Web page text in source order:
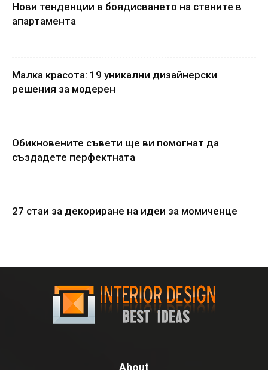
Нови тенденции в боядисването на стените в
апартамента
Малка красота: 19 уникални дизайнерски
решения за модерен
Обикновените съвети ще ви помогнат да
създадете перфектната
27 стаи за декориране на идеи за момиченце
About